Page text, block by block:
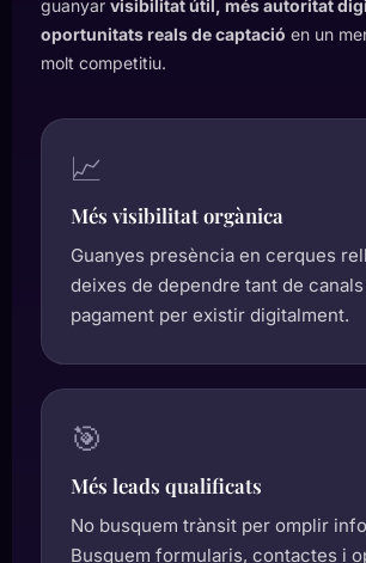
guanyar visibilitat útil, més autoritat
oportunitats reals de captació en un
molt competitiu.
📈
Més visibilitat orgànica
Guanyes presència en cerques
deixes de dependre tant de
pagament per existir digitalment.
🎯
Més leads qualificats
No busquem trànsit per omplir
Busquem formularis, contactes i